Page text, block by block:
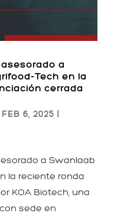
a
Tech en la
cerrada
FEB 6, 2025
a Swanlaab
la reciente ronda
KOA Biotech, una
sede en